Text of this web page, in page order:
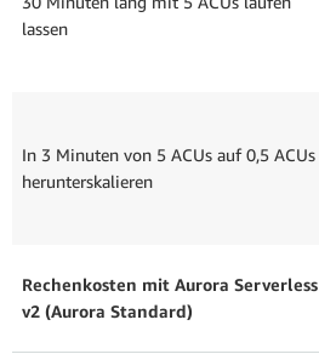
lassen
In 3 Minuten von 5 ACUs auf 0,5 ACUs
herunterskalieren
Rechenkosten mit Aurora Serverless
v2 (Aurora Standard)